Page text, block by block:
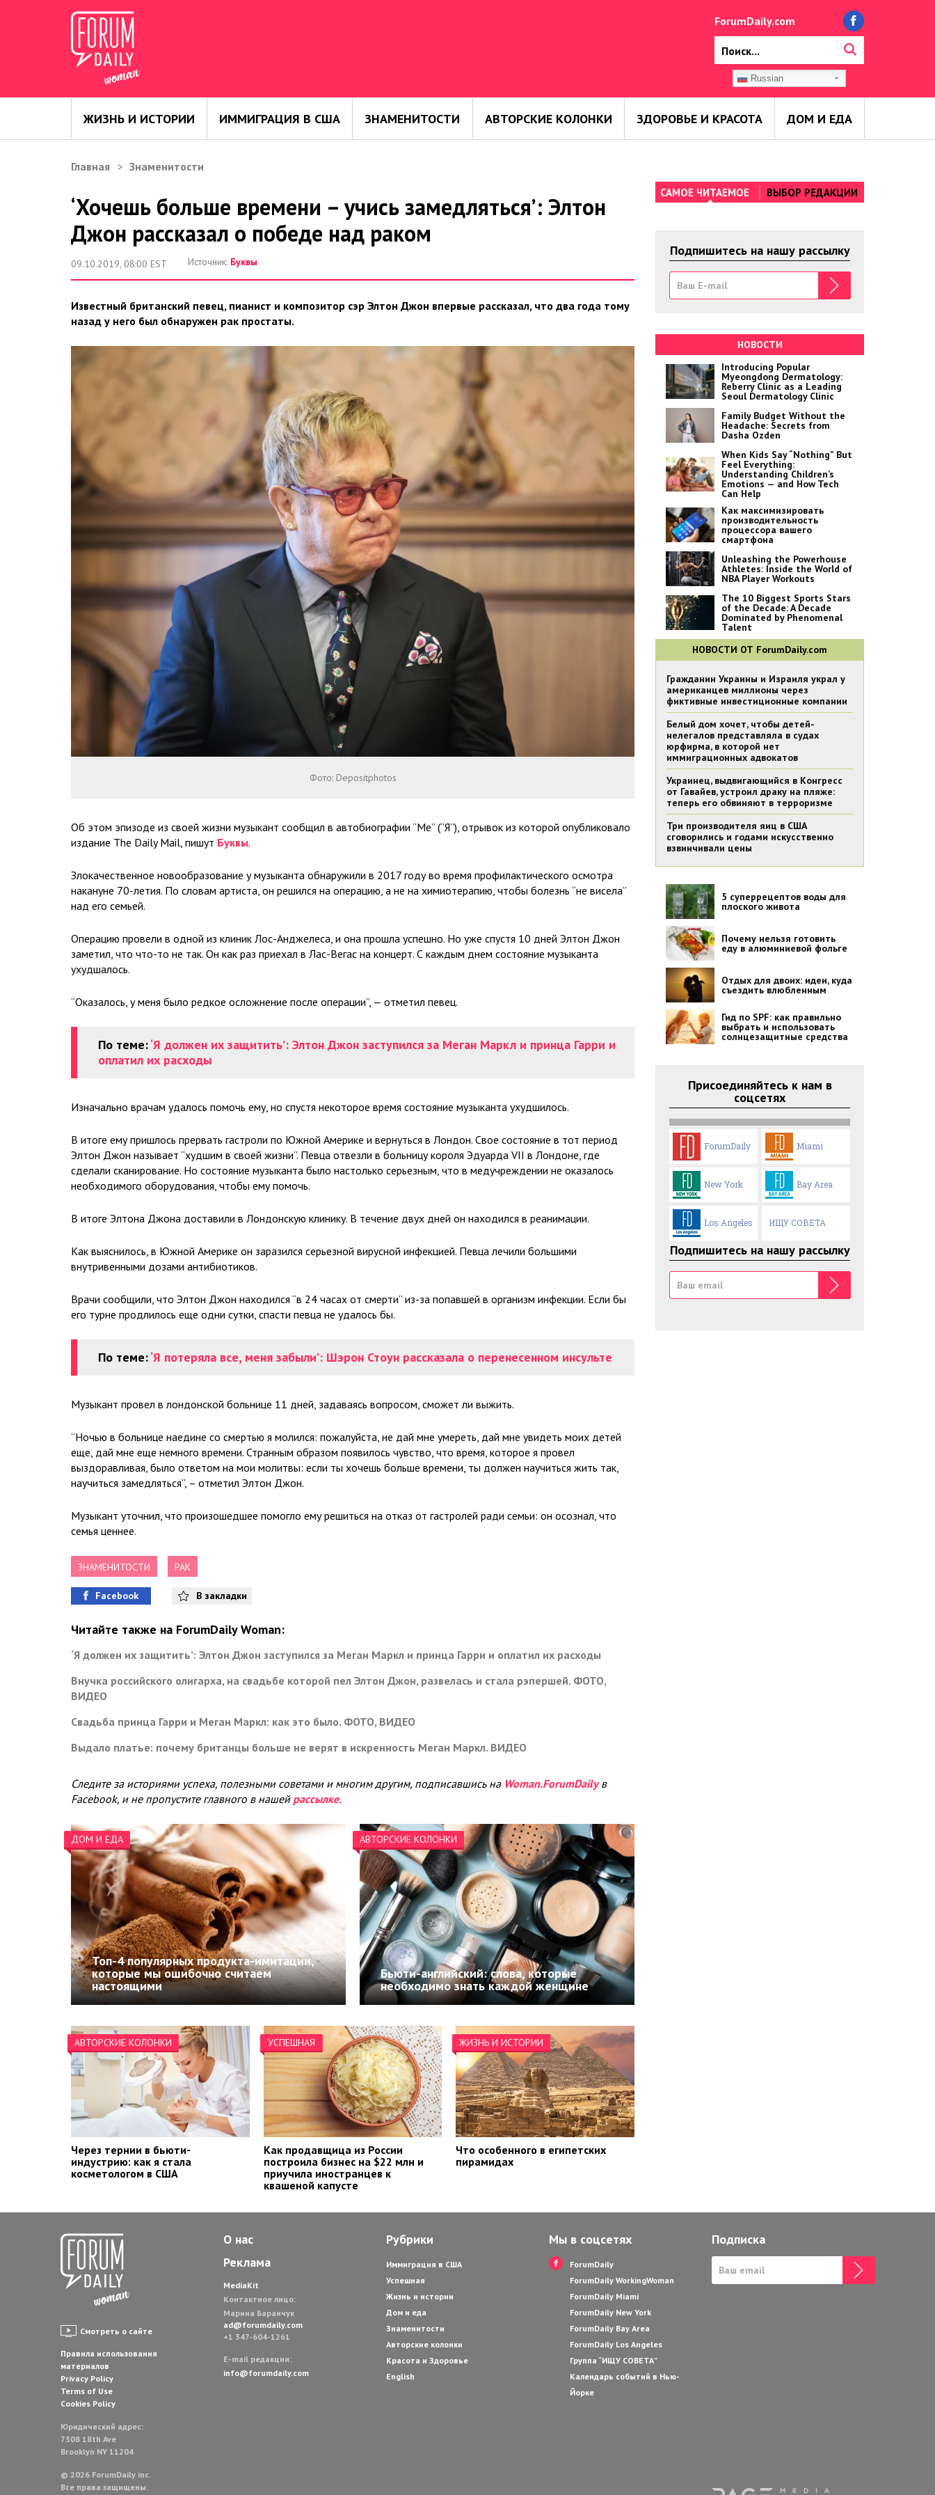
ForumDaily.com
Russian
ЖИЗНЬ И ИСТОРИИ ИММИГРАЦИЯ В США ЗНАМЕНИТОСТИ АВТОРСКИЕ КОЛОНКИ ЗДОРОВЬЕ И КРАСОТА ДОМ И ЕДА
Главная Знаменитости
‘Хочешь больше времени – учись замедляться’: Элтон
Джон рассказал о победе над раком
09.10.2019, 08:00 EST Источник: Буквы
Известный британский певец, пианист и композитор сэр Элтон Джон впервые рассказал, что два года тому
назад у него был обнаружен рак простаты.
Фото: Depositphotos
Об этом эпизоде из своей жизни музыкант сообщил в автобиографии “Me” (“Я”), отрывок из которой опубликовало
издание The Daily Mail, пишут Буквы.
Злокачественное новообразование у музыканта обнаружили в 2017 году во время профилактического осмотра
накануне 70-летия. По словам артиста, он решился на операцию, а не на химиотерапию, чтобы болезнь “не висела”
над его семьей.
Операцию провели в одной из клиник Лос-Анджелеса, и она прошла успешно. Но уже спустя 10 дней Элтон Джон
заметил, что что-то не так. Он как раз приехал в Лас-Вегас на концерт. С каждым днем состояние музыканта
ухудшалось.
“Оказалось, у меня было редкое осложнение после операции”, — отметил певец.
По теме:‘Я должен их защитить’: Элтон Джон заступился за Меган Маркл и принца Гарри и
оплатил их расходы
Изначально врачам удалось помочь ему, но спустя некоторое время состояние музыканта ухудшилось.
В итоге ему пришлось прервать гастроли по Южной Америке и вернуться в Лондон. Свое состояние в тот период
Элтон Джон называет “худшим в своей жизни”. Певца отвезли в больницу короля Эдуарда VII в Лондоне, где
сделали сканирование. Но состояние музыканта было настолько серьезным, что в медучреждении не оказалось
необходимого оборудования, чтобы ему помочь.
В итоге Элтона Джона доставили в Лондонскую клинику. В течение двух дней он находился в реанимации.
Как выяснилось, в Южной Америке он заразился серьезной вирусной инфекцией. Певца лечили большими
внутривенными дозами антибиотиков.
Врачи сообщили, что Элтон Джон находился “в 24 часах от смерти” из-за попавшей в организм инфекции. Если бы
его турне продлилось еще одни сутки, спасти певца не удалось бы.
По теме:‘Я потеряла все, меня забыли’: Шэрон Стоун рассказала о перенесенном инсульте
Музыкант провел в лондонской больнице 11 дней, задаваясь вопросом, сможет ли выжить.
“Ночью в больнице наедине со смертью я молился: пожалуйста, не дай мне умереть, дай мне увидеть моих детей
еще, дай мне еще немного времени. Странным образом появилось чувство, что время, которое я провел
выздоравливая, было ответом на мои молитвы: если ты хочешь больше времени, ты должен научиться жить так,
научиться замедляться”, – отметил Элтон Джон.
Музыкант уточнил, что произошедшее помогло ему решиться на отказ от гастролей ради семьи: он осознал, что
семья ценнее.
ЗНАМЕНИТОСТИ РАК
Facebook В закладки
Читайте также на ForumDaily Woman:
‘Я должен их защитить’: Элтон Джон заступился за Меган Маркл и принца Гарри и оплатил их расходы
Внучка российского олигарха, на свадьбе которой пел Элтон Джон, развелась и стала рэпершей. ФОТО,
ВИДЕО
Свадьба принца Гарри и Меган Маркл: как это было. ФОТО, ВИДЕО
Выдало платье: почему британцы больше не верят в искренность Меган Маркл. ВИДЕО
Следите за историями успеха, полезными советами и многим другим, подписавшись на Woman.ForumDailyв
Facebook, и не пропустите главного в нашей рассылке.
ДОМ И ЕДА
Топ-4 популярных продукта-имитации,
которые мы ошибочно считаем
настоящими
АВТОРСКИЕ КОЛОНКИ
Бьюти-английский: слова, которые
необходимо знать каждой женщине
АВТОРСКИЕ КОЛОНКИ
Через тернии в бьюти-
индустрию: как я стала
косметологом в США
УСПЕШНАЯ
Как продавщица из России
построила бизнес на $22 млн и
приучила иностранцев к
квашеной капусте
ЖИЗНЬ И ИСТОРИИ
Что особенного в египетских
пирамидах
САМОЕ ЧИТАЕМОЕ ВЫБОР РЕДАКЦИИ
Подпишитесь на нашу рассылку
НОВОСТИ
Introducing Popular
Myeongdong Dermatology:
Reberry Clinic as a Leading
Seoul Dermatology Clinic
Family Budget Without the
Headache: Secrets from
Dasha Ozden
When Kids Say “Nothing” But
Feel Everything:
Understanding Children’s
Emotions — and How Tech
Can Help
Как максимизировать
производительность
процессора вашего
смартфона
Unleashing the Powerhouse
Athletes: Inside the World of
NBA Player Workouts
The 10 Biggest Sports Stars
of the Decade: A Decade
Dominated by Phenomenal
Talent
НОВОСТИ ОТ ForumDaily.com
Гражданин Украины и Израиля украл у
американцев миллионы через
фиктивные инвестиционные компании
Белый дом хочет, чтобы детей-
нелегалов представляла в судах
юрфирма, в которой нет
иммиграционных адвокатов
Украинец, выдвигающийся в Конгресс
от Гавайев, устроил драку на пляже:
теперь его обвиняют в терроризме
Три производителя яиц в США
сговорились и годами искусственно
взвинчивали цены
5 суперрецептов воды для
плоского живота
Почему нельзя готовить
еду в алюминиевой фольге
Отдых для двоих: идеи, куда
съездить влюбленным
Гид по SPF: как правильно
выбрать и использовать
солнцезащитные средства
Присоединяйтесь к нам в
соцсетях
ForumDaily Miami
New York Bay Area
Los Angeles ИЩУ СОВЕТА
Подпишитесь на нашу рассылку
Смотреть о сайте
Правила использования
материалов
Privacy Policy
Terms of Use
Cookies Policy
Юридический адрес:
7308 18th Ave
Brooklyn NY 11204
© 2026 ForumDaily inc.
Все права защищены.
О нас
Реклама
MediaKit
Контактное лицо:
Марина Баранчук
ad@forumdaily.com
+1 347-604-1261
E-mail редакции:
info@forumdaily.com
Рубрики
Иммиграция в США
Успешная
Жизнь и истории
Дом и еда
Знаменитости
Авторские колонки
Красота и Здоровье
English
Мы в соцсетях
ForumDaily
ForumDaily WorkingWoman
ForumDaily Miami
ForumDaily New York
ForumDaily Bay Area
ForumDaily Los Angeles
Группа “ИЩУ СОВЕТА”
Календарь событий в Нью-
Йорке
Подписка